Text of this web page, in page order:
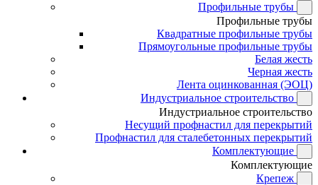
Профильные трубы
Профильные трубы
Квадратные профильные трубы
Прямоугольные профильные трубы
Белая жесть
Черная жесть
Лента оцинкованная (ЭОЦ)
Индустриальное строительство
Индустриальное строительство
Несущий профнастил для перекрытий
Профнастил для сталебетонных перекрытий
Комплектующие
Комплектующие
Крепеж